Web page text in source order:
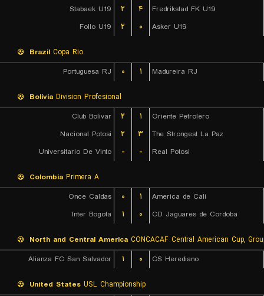
Stabaek U19
۲ ۴
Fredrikstad FK U19
Follo U19
۲ ۰ Asker U19
Brazil Copa Rio
Portuguesa RJ
۰ ۱ Madureira RJ
Bolivia Division Profesional
Club Bolivar
۲ ۱
Oriente Petrolero
Nacional Potosi
۲ ۳
The Strongest La Paz
Universitario De Vinto
- - Real Potosi
Colombia Primera A
Once Caldas
۰ ۱
America de Cali
Inter Bogota
۱ ۰ CD Jaguares de Cordoba
North and Central America CONCACAF Central American Cup,
Alianza FC San Salvador
۱ ۰ CS Herediano
United States USL Championship